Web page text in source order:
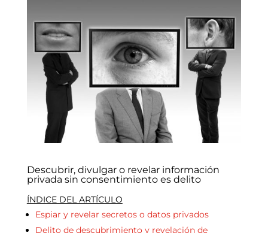
Descubrir, divulgar o revelar información
privada sin consentimiento es delito
ÍNDICE DEL ARTÍCULO
Espiar y revelar secretos o datos privados
Delito de descubrimiento y revelación de